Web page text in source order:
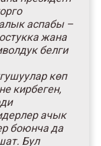
аспабы –
жана
белги
көп
кирбеген,
ачык
боюнча да
Бул